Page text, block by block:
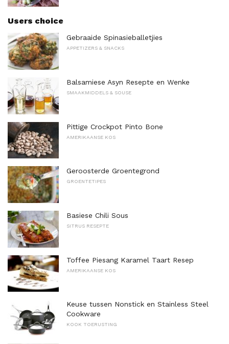
Users choice
Gebraaide Spinasieballetjies
APPETIZERS & SNACKS
Balsamiese Asyn Resepte en Wenke
SMAAKMIDDELS & SOUSE
Pittige Crockpot Pinto Bone
AMERIKAANSE KOS
Geroosterde Groentegrond
GROENTETIPES
Basiese Chili Sous
SITRUS RESEPTE
Toffee Piesang Karamel Taart Resep
AMERIKAANSE KOS
Keuse tussen Nonstick en Stainless Steel
Cookware
KOOK TOERUSTING